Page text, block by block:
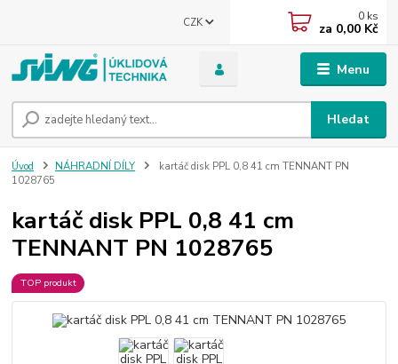
Menu
CZK
Hledat
0 ks
za 0,00 Kč
Úvod NÁHRADNÍ DÍLY
kartáč disk PPL 0,8 41 cm TENNANT PN
1028765
kartáč disk PPL 0,8 41 cm
TENNANT PN 1028765
TOP produkt